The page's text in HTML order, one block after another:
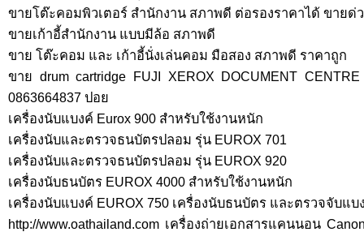
ขายโต๊ะคอมพิวเตอร์ สำนักงาน สภาพดี ต่อรองราคาได้ ขายด่
ขายเก้าอี้สำนักงาน แบบมีล้อ สภาพดี
ขาย โต๊ะคอม และ เก้าอี้นั่งเล่นคอม มือสอง สภาพดี ราคาถูก
ขาย drum cartridge FUJI XEROX DOCUMENT
0863664837 ปอย
เครื่องนับแบงค์ Eurox 900 สำหรับใช้งานหนัก
เครื่องนับและตรวจธนบัตรปลอม รุ่น EUROX 701
เครื่องนับและตรวจธนบัตรปลอม รุ่น EUROX 920
เครื่องนับธนบัตร EUROX 4000 สำหรับใช้งานหนัก
เครื่องนับแบงค์ EUROX 750 เครื่องนับธนบัตร และตรวจจับแ
http://www.oathailand.com เครื่องถ่ายเอกสารแคนนอน